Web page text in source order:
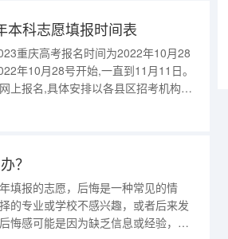
本科志愿填报时间表
重庆高考报名时间为2022年10月28
年10月28号开始,一直到11月11日。
上报名,具体安排以各县区招考机构公
真阅读高考报名要求。春季高考报名
？
填报的志愿，后悔是一种常见的情
的专业或学校不感兴趣，或者后来发
悔感可能是因为缺乏信息或经验，或